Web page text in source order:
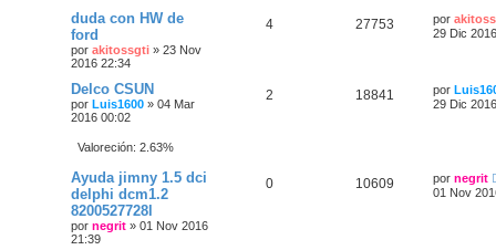
duda con HW de
ford
por akitossgti » 23 Nov
2016 22:34
4 27753 por
29 Dic
Delco CSUN
por Luis1600 » 04 Mar
2016 00:02
Valoreción: 2.63%
2 18841 por
29 Dic
Ayuda jimny 1.5 dci
delphi dcm1.2
8200527728l
por negrit » 01 Nov 2016
21:39
0 10609 por negrit
01 Nov